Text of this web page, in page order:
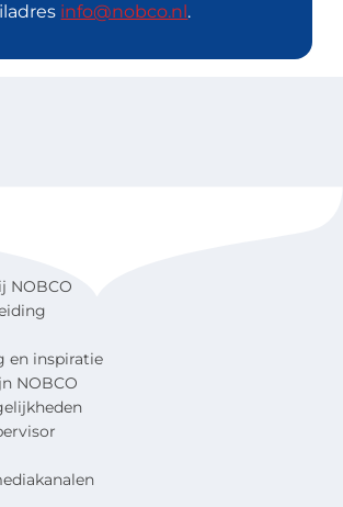
info@nobco.nl .
NOBCO
en inspiratie
NOBCO